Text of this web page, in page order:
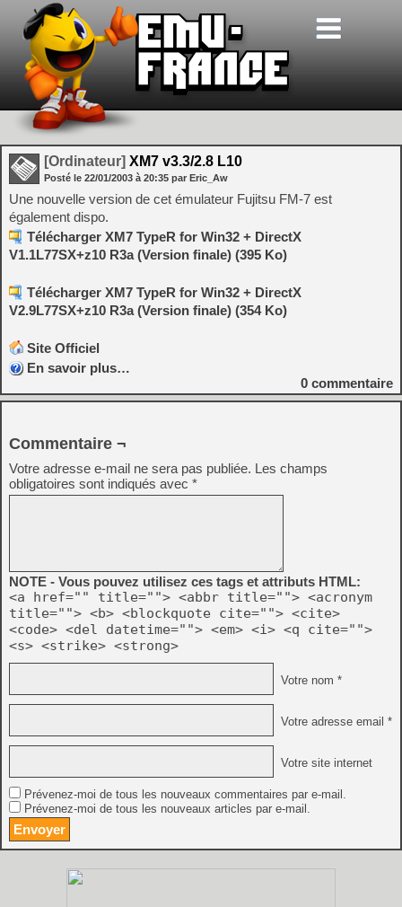
[Ordinateur] XM7 v3.3/2.8 L10
Posté le 22/01/2003 à 20:35 par Eric_Aw
Une nouvelle version de cet émulateur Fujitsu FM-7 est
également dispo.
Télécharger XM7 TypeR for Win32 + DirectX
V1.1L77SX+z10 R3a (Version finale) (395 Ko)
Télécharger XM7 TypeR for Win32 + DirectX
V2.9L77SX+z10 R3a (Version finale) (354 Ko)
Site Officiel
En savoir plus…
0 commentaire
Commentaire ¬
Votre adresse e-mail ne sera pas publiée. Les champs
obligatoires sont indiqués avec *
NOTE - Vous pouvez utilisez ces tags et attributs HTML:
<a href="" title=""> <abbr title=""> <acronym
title=""> <b> <blockquote cite=""> <cite>
<code> <del datetime=""> <em> <i> <q cite="">
<s> <strike> <strong>
Votre nom *
Votre adresse email *
Votre site internet
Prévenez-moi de tous les nouveaux commentaires par e-mail.
Prévenez-moi de tous les nouveaux articles par e-mail.